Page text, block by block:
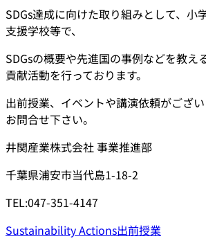
SDGs達成に向けた取り組みとして、小
支援学校等で、
SDGsの概要や先進国の事例などを教え
貢献活動を行っております。
出前授業、イベントや講演依頼がござ
お問合せ下さい。
井関産業株式会社 事業推進部
千葉県浦安市当代島1-18-2
TEL:047-351-4147
Sustainability Actions出前授業